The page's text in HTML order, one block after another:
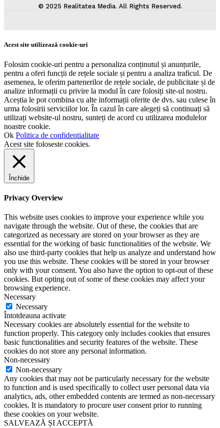
© 2025 Realitatea Media. All Rights Reserved.
Acest site utilizează cookie-uri
Folosim cookie-uri pentru a personaliza conținutul și anunțurile,
pentru a oferi funcții de rețele sociale și pentru a analiza traficul. De
asemenea, le oferim partenerilor de rețele sociale, de publicitate și de
analize informații cu privire la modul în care folosiți site-ul nostru.
Aceștia le pot combina cu alte informații oferite de dvs. sau culese în
urma folosirii serviciilor lor. În cazul în care alegeți să continuați să
utilizați website-ul nostru, sunteți de acord cu utilizarea modulelor
noastre cookie.
Ok Politica de confidentialitate
Acest site foloseste cookies.
Închide
Privacy Overview
This website uses cookies to improve your experience while you
navigate through the website. Out of these, the cookies that are
categorized as necessary are stored on your browser as they are
essential for the working of basic functionalities of the website. We
also use third-party cookies that help us analyze and understand how
you use this website. These cookies will be stored in your browser
only with your consent. You also have the option to opt-out of these
cookies. But opting out of some of these cookies may affect your
browsing experience.
Necessary
Necessary
Întotdeauna activate
Necessary cookies are absolutely essential for the website to
function properly. This category only includes cookies that ensures
basic functionalities and security features of the website. These
cookies do not store any personal information.
Non-necessary
Non-necessary
Any cookies that may not be particularly necessary for the website
to function and is used specifically to collect user personal data via
analytics, ads, other embedded contents are termed as non-necessary
cookies. It is mandatory to procure user consent prior to running
these cookies on your website.
SALVEAZĂ ȘI ACCEPTĂ